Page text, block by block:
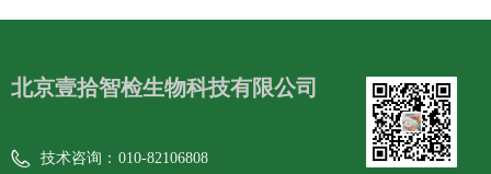
北京壹拾智检生物科技有限公司
技术咨询： 010-82106808